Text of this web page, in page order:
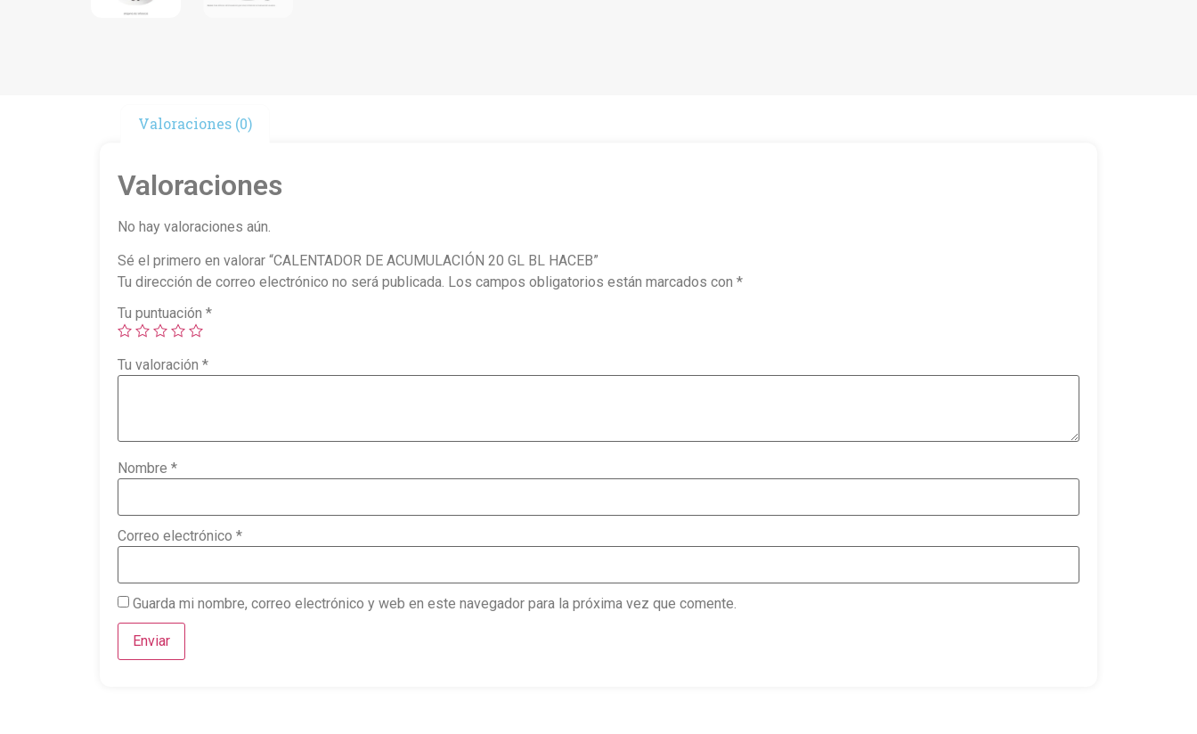
Valoraciones (0)
Valoraciones
No hay valoraciones aún.
Sé el primero en valorar “CALENTADOR DE ACUMULACIÓN 20 GL BL HACEB”
Tu dirección de correo electrónico no será publicada. Los campos obligatorios están marcados con *
Tu puntuación *
Tu valoración *
Nombre *
Correo electrónico *
Guarda mi nombre, correo electrónico y web en este navegador para la próxima vez que comente.